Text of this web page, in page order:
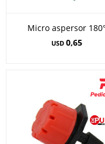
Micro aspersor 180°
USD 0,65